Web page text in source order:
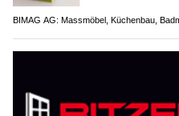
BIMAG AG: Massmöbel, Küchenbau,